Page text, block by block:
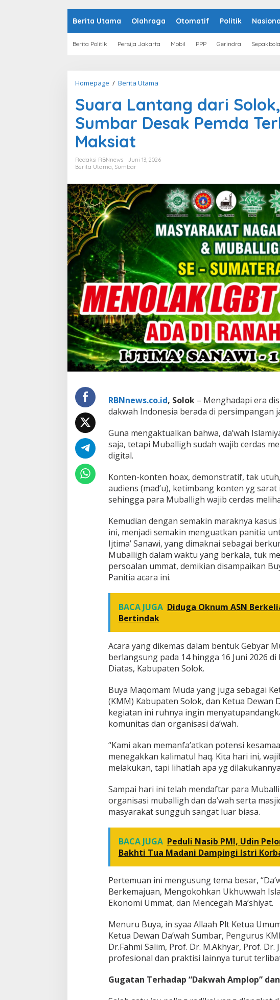
Berita Utama Olahraga Otomatif Politik
Berita Politik Persija Jakarta Mobil PPP Gerindra Sepakbola
Homepage / Berita Utama
a
r
a
L
t
g
i
S
o
o
k
,
M
u
a
l
g
h
s
e
u
m
b
r
D
k
P
e
a
T
e
r
n
P
d
a
A
n
i
M
a
k
s
a
Suara Lantang dari
Sumbar Desak Pemda
Maksiat
Redaksi RBNnews
Juni 13, 2026
Berita Utama Sumbar
RBNnews.co.id, Solok– Menghadapi era
dakwah Indonesia berada di persimpangan
Guna mengaktualkan bahwa, da’wah
saja, tetapi Muballigh sudah wajib cerdas
digital.
Konten-konten hoax, demonstratif, tak
audiens (mad’u), ketimbang konten yg
sehingga para Muballigh wajib cerdas
Kemudian dengan semakin maraknya
ini, menjadi semakin menguatkan panitia
Ijtima’ Sanawi, yang dimaknai sebagai
Muballigh dalam waktu yang berkala, tuk
persoalan ummat, demikian disampaikan
Panitia acara ini.
BACA JUGA Diduga Oknum ASN
Bertindak
Acara yang dikemas dalam bentuk Gebyar
berlangsung pada 14 hingga 16 Juni 2026
Diatas, Kabupaten Solok.
Buya Maqomam Muda yang juga sebagai
(KMM) Kabupaten Solok, dan Ketua Dewan
kegiatan ini ruhnya ingin
komunitas dan organisasi da’wah.
“Kami akan memanfa’atkan potensi
menegakkan kalimatul haq. Kita hari ini,
melakukan, tapi lihatlah apa yg
Sampai hari ini telah mendaftar para
organisasi muballigh dan da’wah serta
masyarakat sungguh sangat luar biasa.
BACA JUGA Peduli Nasib PMI, Udin
Bakhti Tua Madani Dampingi Istri
Pertemuan ini mengusung tema besar,
Berkemajuan, Mengokohkan Ukhuwwah
Ekonomi Ummat, dan Mencegah Ma’shiyat.
Menuru Buya, in syaa Allaah Plt Ketua
Ketua Dewan Da’wah Sumbar, Pengurus
Dr.Fahmi Salim, Prof. Dr. M.Akhyar, Prof.
profesional dan praktisi lainnya turut
Gugatan Terhadap “Dakwah Amplop”